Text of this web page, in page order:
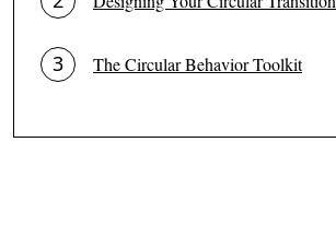
The Circular Behavior Toolkit